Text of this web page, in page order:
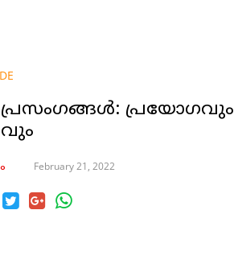
പ്രസംഗങ്ങൾ: പ്രയോഗവും
February 21, 2022